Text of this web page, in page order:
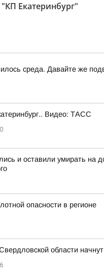
Екатеринбург"
среда. Давайте же
Видео: ТАСС
и оставили умирать на
опасности в регионе
области